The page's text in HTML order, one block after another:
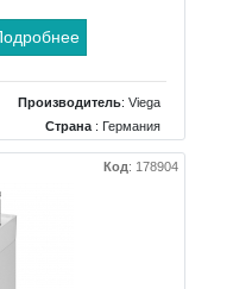
Производитель: Viega
Страна : Германия
Тип: для раковины
Материал: латунь
Код: 178904